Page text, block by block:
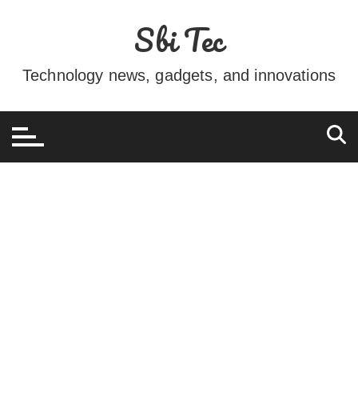
conteúdo
Sbi Tec
Technology news, gadgets, and innovations